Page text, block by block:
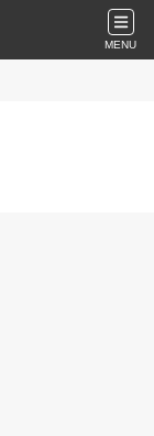
MENU